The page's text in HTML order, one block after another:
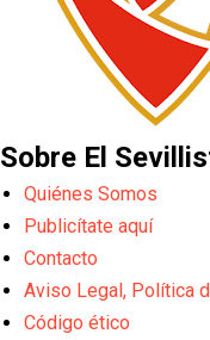
Sobre El
Quiénes Somos
Publicítate aquí
Contacto
Aviso Legal, Política
Código ético